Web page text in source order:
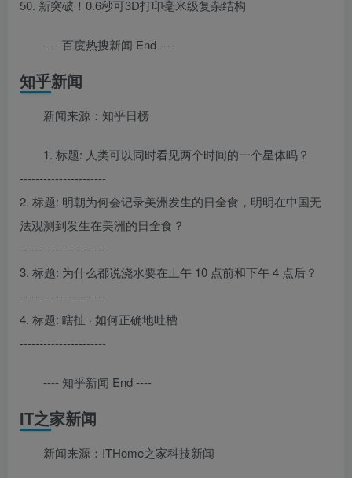
50. 新突破！0.6秒可3D打印毫米级复杂结构
---- 百度热搜新闻 End ----
知乎新闻
新闻来源：知乎日榜
1. 标题: 人类可以同时看见两个时间的一个星体吗？
----------------------
2. 标题: 明朝为何会记录美洲发生的日全食，明明在中国无
法观测到发生在美洲的日全食？
----------------------
3. 标题: 为什么都说浇水要在上午 10 点前和下午 4 点后？
----------------------
4. 标题: 瞎扯 · 如何正确地吐槽
----------------------
---- 知乎新闻 End ----
IT之家新闻
新闻来源：ITHome之家科技新闻